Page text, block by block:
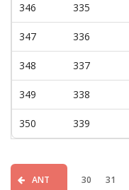
346 335
347 336
348 337
349 338
350 339
ANT 30 31